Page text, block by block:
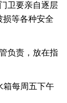
卫要亲自逐层
损等各种安全
负责，放在指
每周五下午